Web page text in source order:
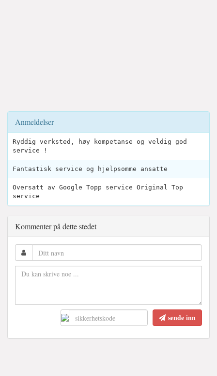
Anmeldelser
Ryddig verksted, høy kompetanse og veldig god
service !
Fantastisk service og hjelpsomme ansatte
Oversatt av Google Topp service Original Top
service
Kommenter på dette stedet
sende inn